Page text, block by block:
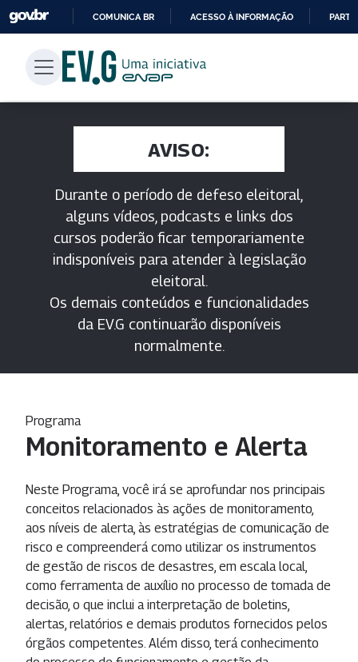
PARA
CONTEÚDO
COMUNICA BR ACESSO À INFORMAÇÃO
AVISO:
Durante o período de defeso eleitoral,
alguns vídeos, podcasts e links dos
cursos poderão ficar temporariamente
indisponíveis para atender à legislação
eleitoral.
Os demais conteúdos e funcionalidades
da EV.G continuarão disponíveis
normalmente.
Programa
Monitoramento e Alerta
Neste Programa, você irá se aprofundar nos principais
conceitos relacionados às ações de monitoramento,
aos níveis de alerta, às estratégias de comunicação de
risco e compreenderá como utilizar os instrumentos
de gestão de riscos de desastres, em escala local,
como ferramenta de auxílio no processo de tomada de
decisão, o que inclui a interpretação de boletins,
alertas, relatórios e demais produtos fornecidos pelos
órgãos competentes. Além disso, terá conhecimento